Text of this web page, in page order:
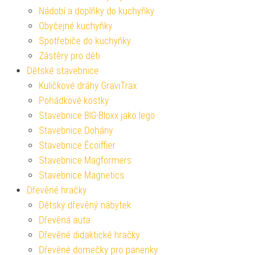
Nádobí a doplňky do kuchyňky
Obyčejné kuchyňky
Spotřebiče do kuchyňky
Zástěry pro děti
Dětské stavebnice
Kuličkové dráhy GraviTrax
Pohádkové kostky
Stavebnice BIG-Bloxx jako lego
Stavebnice Dohány
Stavebnice Écoiffier
Stavebnice Magformers
Stavebnice Magnetics
Dřevěné hračky
Dětský dřevěný nábytek
Dřevěná auta
Dřevěné didaktické hračky
Dřevěné domečky pro panenky